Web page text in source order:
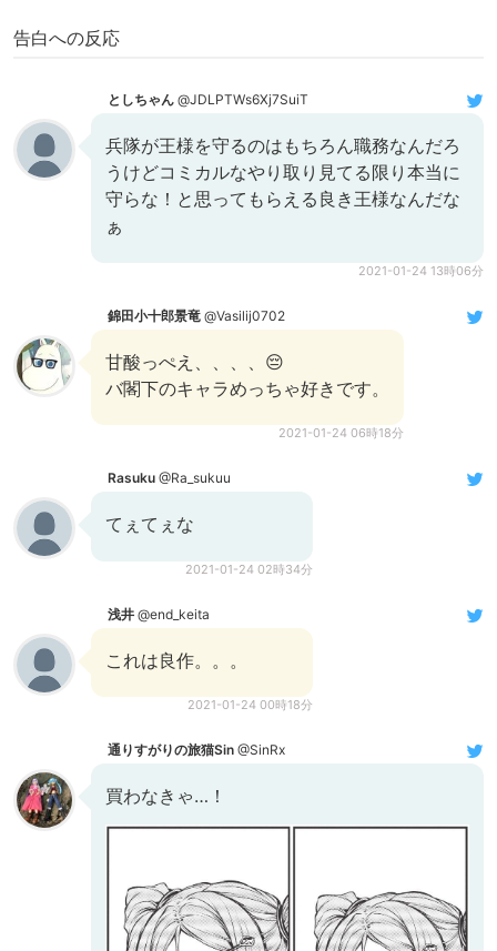
告白への反応
としちゃん @JDLPTWs6Xj7SuiT
兵隊が王様を守るのはもちろん職務なんだろ
うけどコミカルなやり取り見てる限り本当に
守らな！と思ってもらえる良き王様なんだな
ぁ
2021-01-24 13時06分
錦田小十郎景竜 @Vasilij0702
甘酸っぺえ、、、、😔
バ閣下のキャラめっちゃ好きです。
2021-01-24 06時18分
Rasuku @Ra_sukuu
てぇてぇな
2021-01-24 02時34分
浅井 @end_keita
これは良作。。。
2021-01-24 00時18分
通りすがりの旅猫Sin @SinRx
買わなきゃ…！